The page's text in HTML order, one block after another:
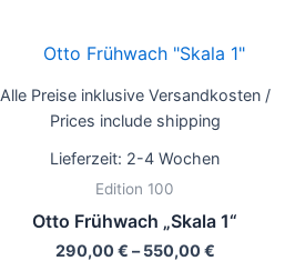
Alle Preise inklusive Versandkosten /
Prices include shipping
Lieferzeit: 2-4 Wochen
Edition 100
Otto Frühwach „Skala 1“
290,00€ –550,00€
weist